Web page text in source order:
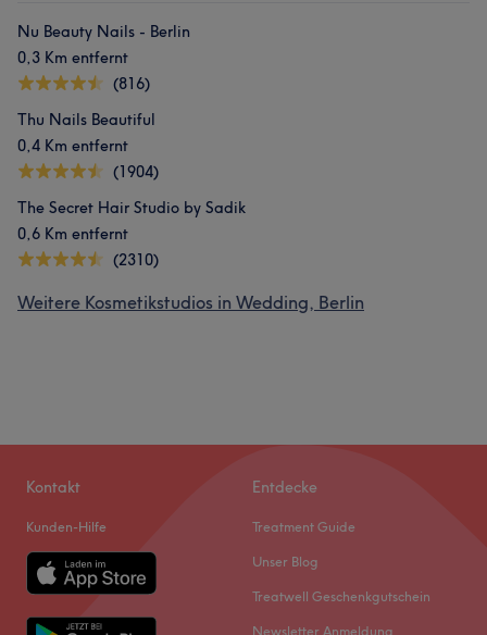
Nu Beauty Nails - Berlin
0,3 Km entfernt
(816)
Thu Nails Beautiful
0,4 Km entfernt
(1904)
The Secret Hair Studio by Sadik
0,6 Km entfernt
(2310)
Weitere Kosmetikstudios in Wedding, Berlin
Kontakt
Kunden-Hilfe
Entdecke
Treatment Guide
Unser Blog
Treatwell Geschenkgutschein
Newsletter Anmeldung